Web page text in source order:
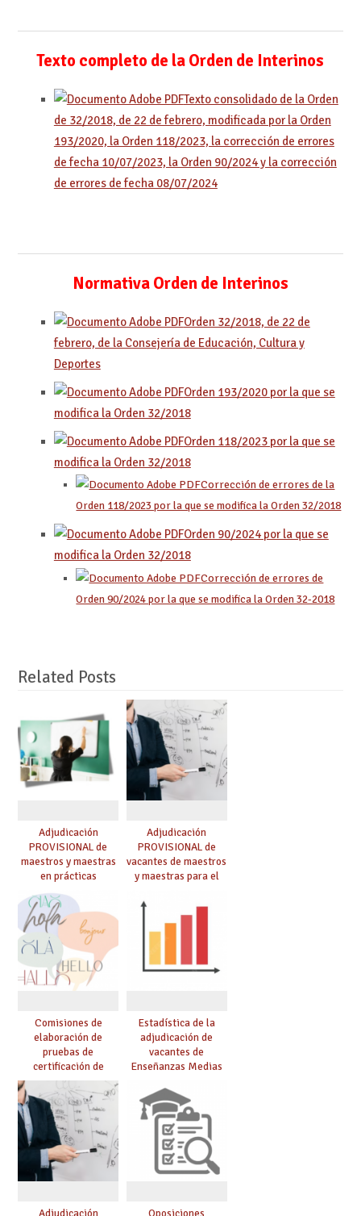
Texto completo de la Orden de Interinos
Texto consolidado de la Orden
de 32/2018, de 22 de febrero, modificada por la Orden
193/2020, la Orden 118/2023, la corrección de errores
de fecha 10/07/2023, la Orden 90/2024 y la corrección
de errores de fecha 08/07/2024
Normativa Orden de Interinos
Orden 32/2018, de 22 de
febrero, de la Consejería de Educación, Cultura y
Deportes
Orden 193/2020 por la que se
modifica la Orden 32/2018
Orden 118/2023 por la que se
modifica la Orden 32/2018
Corrección de errores de la
Orden 118/2023 por la que se modifica la Orden 32/2018
Orden 90/2024 por la que se
modifica la Orden 32/2018
Corrección de errores de
Orden 90/2024 por la que se modifica la Orden 32-2018
Related Posts
Adjudicación
PROVISIONAL de
maestros y maestras
en prácticas
Adjudicación
PROVISIONAL de
vacantes de maestros
y maestras para el
Comisiones de
elaboración de
pruebas de
certificación de
competencia
lingüística: publicada
resolución definitiva
Estadística de la
adjudicación de
vacantes de
Enseñanzas Medias
Adjudicación Oposiciones